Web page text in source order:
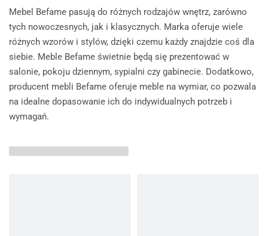
Mebel Befame pasują do różnych rodzajów wnętrz, zarówno
tych nowoczesnych, jak i klasycznych. Marka oferuje wiele
różnych wzorów i stylów, dzięki czemu każdy znajdzie coś dla
siebie. Meble Befame świetnie będą się prezentować w
salonie, pokoju dziennym, sypialni czy gabinecie. Dodatkowo,
producent mebli Befame oferuje meble na wymiar, co pozwala
na idealne dopasowanie ich do indywidualnych potrzeb i
wymagań.